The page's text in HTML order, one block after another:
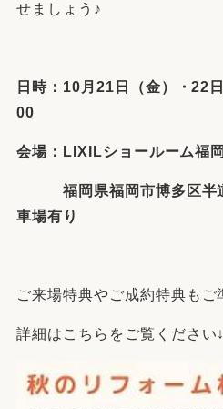
せましょう♪
日時：10月21日（金）・22
00
会場：LIXILショールーム福岡
福岡県福岡市博多区半
車場有り
ご来場特典やご成約特典もご
詳細はこちらをご覧ください